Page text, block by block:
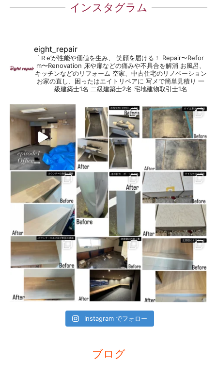
インスタグラム
eight_repair
`Ｒe’が性能や価値を生み、 笑顔を届ける！
Repair〜Refor
m〜Renovation 床や扉などの痛みや不具合を解消 お風呂、
キッチンなどのリフォーム 空家、中古住宅のリノベーション
お家の直し、困ったはエイトリペアに 写メで簡単見積り 一
級建築士1名 二級建築士2名 宅地建物取引士1名
Instagram でフォロー
ブログ